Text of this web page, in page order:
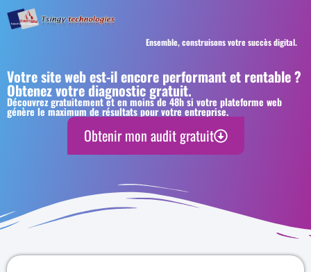
Ensemble, construisons votre succès digital.
Votre site web est-il encore performant et rentable ?
Obtenez votre diagnostic gratuit.
Découvrez gratuitement et en moins de 48h si votre plateforme web
génère le maximum de résultats pour votre entreprise.
Obtenir mon audit gratuit